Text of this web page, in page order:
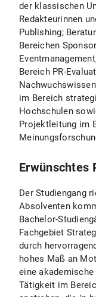
der klassischen
Redakteurinnen
Publishing;
Bereichen
Bereich PR-
im Bereich
Hochschulen
Projektleitung im
Erwünschtes
Der Studiengang
Absolventen
Bachelor-
Fachgebiet
durch
hohes Maß an
eine
Tätigkeit im